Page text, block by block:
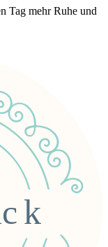
Tag mehr Ruhe und